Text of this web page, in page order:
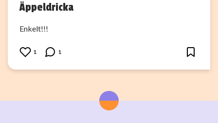
Äppeldricka
Enkelt!!!
1 1